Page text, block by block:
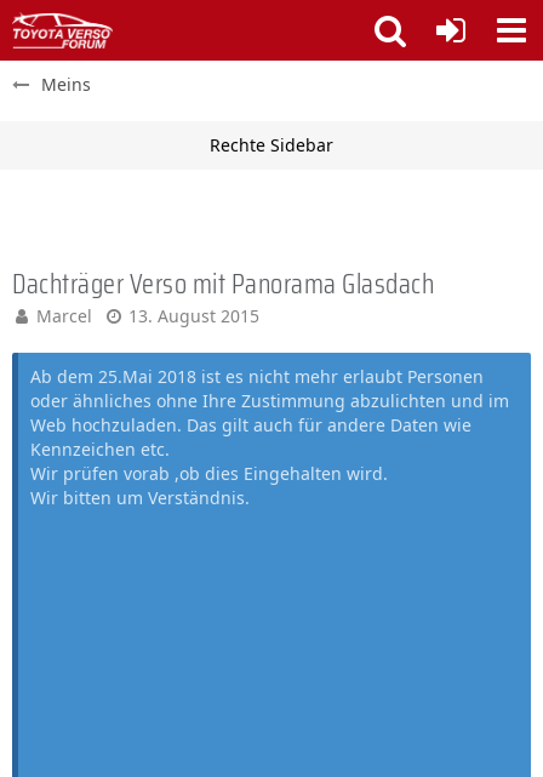
Meins
Dachträger Verso mit Panorama Glasdach
Marcel 13. August 2015
Ab dem 25.Mai 2018 ist es nicht mehr erlaubt Personen
oder ähnliches ohne Ihre Zustimmung abzulichten und im
Web hochzuladen. Das gilt auch für andere Daten wie
Kennzeichen etc.
Wir prüfen vorab ,ob dies Eingehalten wird.
Wir bitten um Verständnis.